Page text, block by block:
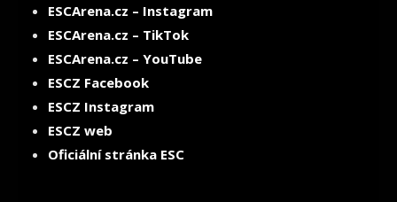
ESCArena.cz – Instagram
ESCArena.cz – TikTok
ESCArena.cz – YouTube
ESCZ Facebook
ESCZ Instagram
ESCZ web
Oficiální stránka ESC